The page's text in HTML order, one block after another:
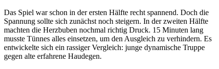
Das Spiel war schon in der ersten Hälfte recht spannend. Doch die
Spannung sollte sich zunächst noch steigern. In der zweiten Hälfte
machten die Herzbuben nochmal richtig Druck. 15 Minuten lang
musste Tünnes alles einsetzen, um den Ausgleich zu verhindern. Es
entwickelte sich ein rassiger Vergleich: junge dynamische Truppe
gegen alte erfahrene Haudegen.